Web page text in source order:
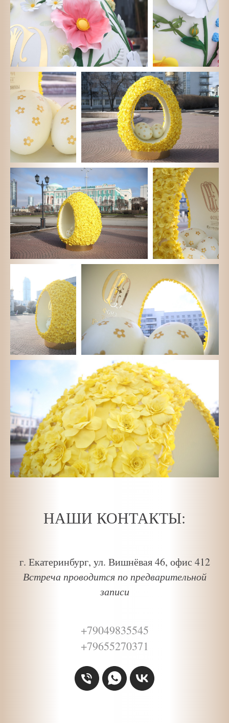
НАШИ КОНТАКТЫ:
г. Екатеринбург, ул. Вишнёвая 46, офис 412
Встреча проводится по предварительной
записи
+79049835545
+79655270371